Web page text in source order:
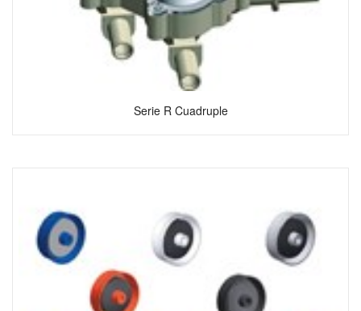
Serie R Cuadruple